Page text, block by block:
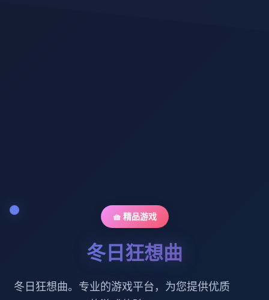
🧺 精品游戏
冬日狂想曲
冬日狂想曲。专业的游戏平台，为您提供优质